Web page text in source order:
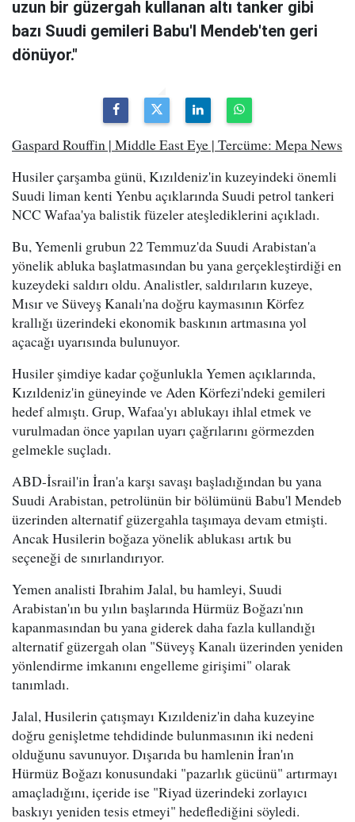
uzun bir güzergah kullanan altı tanker gibi
bazı Suudi gemileri Babu'l Mendeb'ten geri
dönüyor."
Gaspard Rouffin | Middle East Eye | Tercüme: Mepa News
Husiler çarşamba günü, Kızıldeniz'in kuzeyindeki önemli
Suudi liman kenti Yenbu açıklarında Suudi petrol tankeri
NCC Wafaa'ya balistik füzeler ateşlediklerini açıkladı.
Bu, Yemenli grubun 22 Temmuz'da Suudi Arabistan'a
yönelik abluka başlatmasından bu yana gerçekleştirdiği en
kuzeydeki saldırı oldu. Analistler, saldırıların kuzeye,
Mısır ve Süveyş Kanalı'na doğru kaymasının Körfez
krallığı üzerindeki ekonomik baskının artmasına yol
açacağı uyarısında bulunuyor.
Husiler şimdiye kadar çoğunlukla Yemen açıklarında,
Kızıldeniz'in güneyinde ve Aden Körfezi'ndeki gemileri
hedef almıştı. Grup, Wafaa'yı ablukayı ihlal etmek ve
vurulmadan önce yapılan uyarı çağrılarını görmezden
gelmekle suçladı.
ABD-İsrail'in İran'a karşı savaşı başladığından bu yana
Suudi Arabistan, petrolünün bir bölümünü Babu'l Mendeb
üzerinden alternatif güzergahla taşımaya devam etmişti.
Ancak Husilerin boğaza yönelik ablukası artık bu
seçeneği de sınırlandırıyor.
Yemen analisti Ibrahim Jalal, bu hamleyi, Suudi
Arabistan'ın bu yılın başlarında Hürmüz Boğazı'nın
kapanmasından bu yana giderek daha fazla kullandığı
alternatif güzergah olan "Süveyş Kanalı üzerinden yeniden
yönlendirme imkanını engelleme girişimi" olarak
tanımladı.
Jalal, Husilerin çatışmayı Kızıldeniz'in daha kuzeyine
doğru genişletme tehdidinde bulunmasının iki nedeni
olduğunu savunuyor. Dışarıda bu hamlenin İran'ın
Hürmüz Boğazı konusundaki "pazarlık gücünü" artırmayı
amaçladığını, içeride ise "Riyad üzerindeki zorlayıcı
baskıyı yeniden tesis etmeyi" hedeflediğini söyledi.